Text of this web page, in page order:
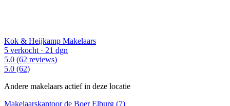
Kok & Heijkamp Makelaars
5 verkocht · 21 dgn
5.0 (62 reviews)
5.0 (62)
Andere makelaars actief in deze locatie
Makelaarskantoor de Boer Elburg (7)